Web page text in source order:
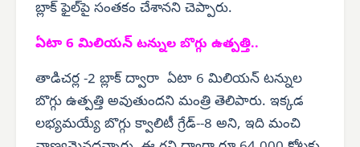
బ్లాక్ ఫైల్‌పై సంతకం చేశానని చెప్పారు.
ఏటా 6 మిలియన్ టన్నుల బొగ్గు ఉత్పత్తి..
తాడిచర్ల -2 బ్లాక్ ద్వారా ఏటా 6 మిలియన్ టన్నుల
బొగ్గు ఉత్పత్తి అవుతుందని మంత్రి తెలిపారు. ఇక్కడ
లభ్యమయ్యే బొగ్గు క్వాలిటీ గ్రేడ్--8 అని, ఇది మంచి